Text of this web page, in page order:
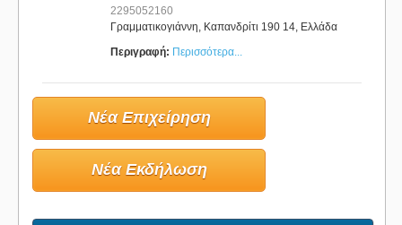
2295052160
Γραμματικογιάννη, Καπανδρίτι 190 14, Ελλάδα
Περιγραφή: Περισσότερα...
Νέα Επιχείρηση
Νέα Εκδήλωση